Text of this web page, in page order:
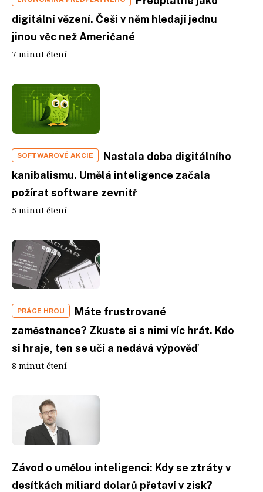
digitální vězení. Češi v něm hledají jednu
jinou věc než Američané
7 minut čtení
SOFTWAROVÉ AKCIE
Nastala doba digitálního
kanibalismu. Umělá inteligence začala
požírat software zevnitř
5 minut čtení
PRÁCE HROU
Máte frustrované
zaměstnance? Zkuste si s nimi víc hrát. Kdo
si hraje, ten se učí a nedává výpověď
8 minut čtení
Závod o umělou inteligenci: Kdy se ztráty v
desítkách miliard dolarů přetaví v zisk?